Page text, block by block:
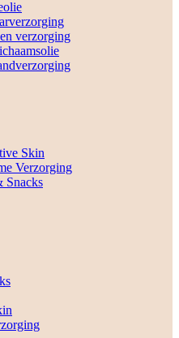
verzorging
Skin
Verzorging
Snacks